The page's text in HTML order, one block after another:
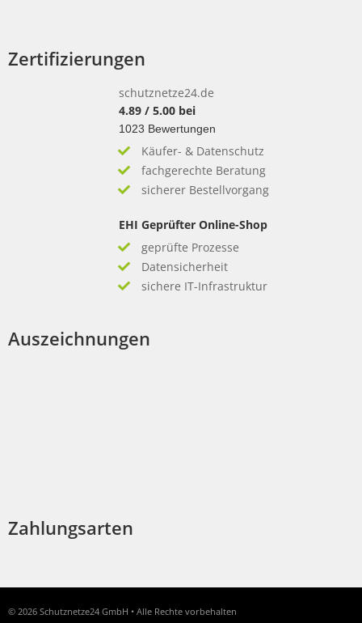
Zertifizierungen
schutznetze24.de
4.89/ 5.00bei
1023 Bewertungen
Käufer- & Datenschutz
fachgerechte Beratung
sicherer Bestellvorgang
EHI Geprüfter Online-Shop
geprüfte Prozesse
Datensicherheit
sichere IT-Infrastruktur
Auszeichnungen
Zahlungsarten
© 2026 Schutznetze24 GmbH • Alle Rechte vorbehalten